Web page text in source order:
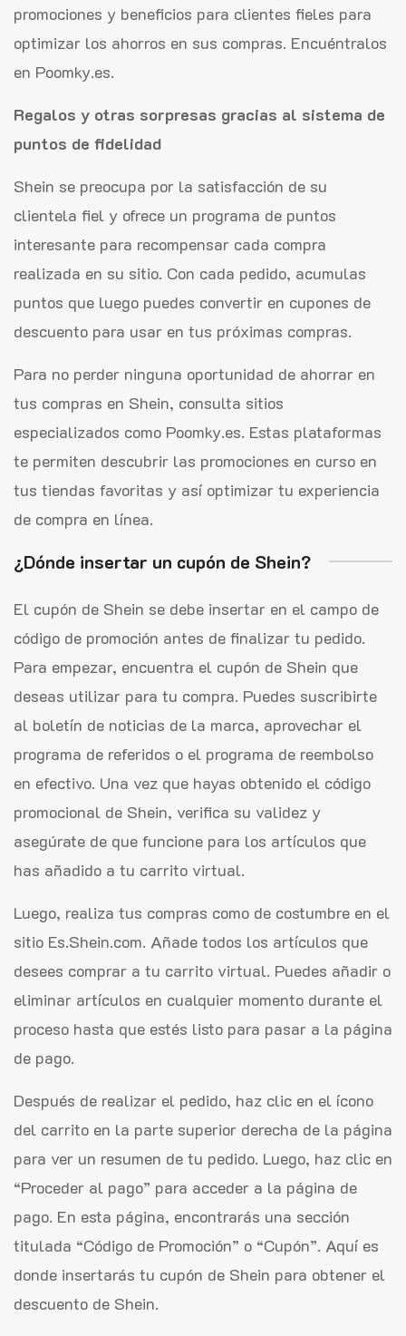
promociones y beneficios para clientes fieles para
optimizar los ahorros en sus compras. Encuéntralos
en Poomky.es.
Regalos y otras sorpresas gracias al sistema de
puntos de fidelidad
Shein se preocupa por la satisfacción de su
clientela fiel y ofrece un programa de puntos
interesante para recompensar cada compra
realizada en su sitio. Con cada pedido, acumulas
puntos que luego puedes convertir en cupones de
descuento para usar en tus próximas compras.
Para no perder ninguna oportunidad de ahorrar en
tus compras en Shein, consulta sitios
especializados como Poomky.es. Estas plataformas
te permiten descubrir las promociones en curso en
tus tiendas favoritas y así optimizar tu experiencia
de compra en línea.
¿Dónde insertar un cupón de Shein?
El cupón de Shein se debe insertar en el campo de
código de promoción antes de finalizar tu pedido.
Para empezar, encuentra el cupón de Shein que
deseas utilizar para tu compra. Puedes suscribirte
al boletín de noticias de la marca, aprovechar el
programa de referidos o el programa de reembolso
en efectivo. Una vez que hayas obtenido el código
promocional de Shein, verifica su validez y
asegúrate de que funcione para los artículos que
has añadido a tu carrito virtual.
Luego, realiza tus compras como de costumbre en el
sitio Es.Shein.com. Añade todos los artículos que
desees comprar a tu carrito virtual. Puedes añadir o
eliminar artículos en cualquier momento durante el
proceso hasta que estés listo para pasar a la página
de pago.
Después de realizar el pedido, haz clic en el ícono
del carrito en la parte superior derecha de la página
para ver un resumen de tu pedido. Luego, haz clic en
“Proceder al pago” para acceder a la página de
pago. En esta página, encontrarás una sección
titulada “Código de Promoción” o “Cupón”. Aquí es
donde insertarás tu cupón de Shein para obtener el
descuento de Shein.